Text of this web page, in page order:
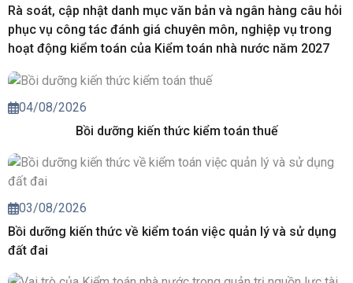
Rà soát, cập nhật danh mục văn bản và ngân hàng câu hỏi
phục vụ công tác đánh giá chuyên môn, nghiệp vụ trong
hoạt động kiểm toán của Kiểm toán nhà nước năm 2027
04/08/2026
Bồi dưỡng kiến thức kiểm toán thuế
03/08/2026
Bồi dưỡng kiến thức về kiểm toán việc quản lý và sử dụng
đất đai